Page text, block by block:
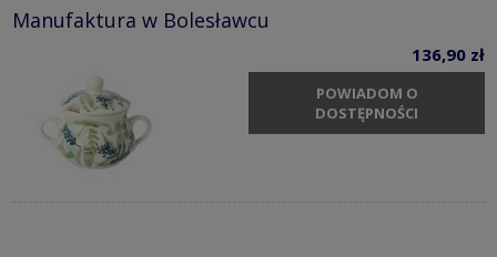
Manufaktura w Bolesławcu
136,90 zł
POWIADOM O
DOSTĘPNOŚCI